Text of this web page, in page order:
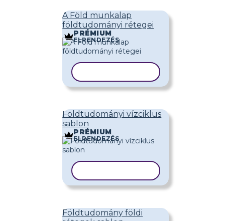
A Föld munkalap
földtudományi rétegei
PRÉMIUM
ELRENDEZÉS
Földtudományi vízciklus
sablon
PRÉMIUM
ELRENDEZÉS
Földtudomány földi